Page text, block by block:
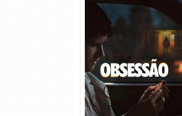
Obsessão Torrent (2026)
WEB-DL 1080p/4K Dual
Áudio